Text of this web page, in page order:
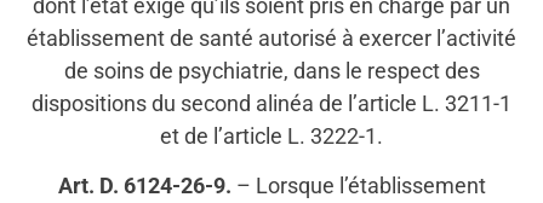
établissement de santé autorisé à exercer l’activité
de soins de psychiatrie, dans le respect des
dispositions du second alinéa de l’article L. 3211-1
et de l’article L. 3222-1.
Art. D. 6124-26-9. – Lorsque l’établissement